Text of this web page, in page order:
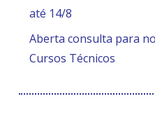
até 14/8
Aberta consulta para
Cursos Técnicos